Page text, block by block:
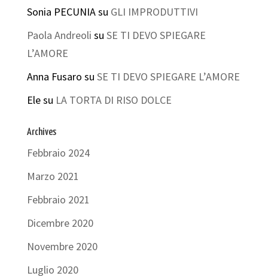
Sonia PECUNIAsu GLI IMPRODUTTIVI
Paola Andreoli su SE TI DEVO SPIEGARE
L’AMORE
Anna Fusaro su SE TI DEVO SPIEGARE L’AMORE
Elesu LA TORTA DI RISO DOLCE
Archives
Febbraio 2024
Marzo 2021
Febbraio 2021
Dicembre 2020
Novembre 2020
Luglio 2020